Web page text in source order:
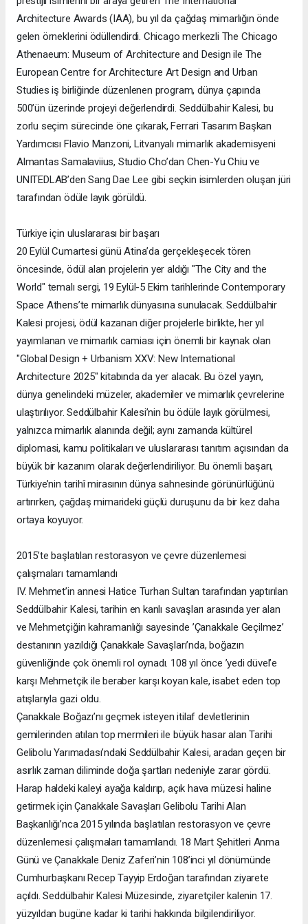
Architecture Awards (IAA), bu yıl da çağdaş mimarlığın önde
gelen örneklerini ödüllendirdi. Chicago merkezli The Chicago
Athenaeum: Museum of Architecture and Design ile The
European Centre for Architecture Art Design and Urban
Studies iş birliğinde düzenlenen program, dünya çapında
500’ün üzerinde projeyi değerlendirdi. Seddülbahir Kalesi, bu
zorlu seçim sürecinde öne çıkarak, Ferrari Tasarım Başkan
Yardımcısı Flavio Manzoni, Litvanyalı mimarlık akademisyeni
Almantas Samalaviius, Studio Cho’dan Chen-Yu Chiu ve
UNITEDLAB’den Sang Dae Lee gibi seçkin isimlerden oluşan jüri
tarafından ödüle layık görüldü.
Türkiye için uluslararası bir başarı
20 Eylül Cumartesi günü Atina’da gerçekleşecek tören
öncesinde, ödül alan projelerin yer aldığı "The City and the
World" temalı sergi, 19 Eylül-5 Ekim tarihlerinde Contemporary
Space Athens’te mimarlık dünyasına sunulacak. Seddülbahir
Kalesi projesi, ödül kazanan diğer projelerle birlikte, her yıl
yayımlanan ve mimarlık camiası için önemli bir kaynak olan
"Global Design + Urbanism XXV: New International
Architecture 2025" kitabında da yer alacak. Bu özel yayın,
dünya genelindeki müzeler, akademiler ve mimarlık çevrelerine
ulaştırılıyor. Seddülbahir Kalesi’nin bu ödüle layık görülmesi,
yalnızca mimarlık alanında değil; aynı zamanda kültürel
diplomasi, kamu politikaları ve uluslararası tanıtım açısından da
büyük bir kazanım olarak değerlendiriliyor. Bu önemli başarı,
Türkiye’nin tarihî mirasının dünya sahnesinde görünürlüğünü
artırırken, çağdaş mimarideki güçlü duruşunu da bir kez daha
ortaya koyuyor.
2015’te başlatılan restorasyon ve çevre düzenlemesi
çalışmaları tamamlandı
IV. Mehmet’in annesi Hatice Turhan Sultan tarafından yaptırılan
Seddülbahir Kalesi, tarihin en kanlı savaşları arasında yer alan
ve Mehmetçiğin kahramanlığı sayesinde ’Çanakkale Geçilmez’
destanının yazıldığı Çanakkale Savaşları’nda, boğazın
güvenliğinde çok önemli rol oynadı. 108 yıl önce ’yedi düvel’e
karşı Mehmetçik ile beraber karşı koyan kale, isabet eden top
atışlarıyla gazi oldu.
Çanakkale Boğazı’nı geçmek isteyen itilaf devletlerinin
gemilerinden atılan top mermileri ile büyük hasar alan Tarihi
Gelibolu Yarımadası’ndaki Seddülbahir Kalesi, aradan geçen bir
asırlık zaman diliminde doğa şartları nedeniyle zarar gördü.
Harap haldeki kaleyi ayağa kaldırıp, açık hava müzesi haline
getirmek için Çanakkale Savaşları Gelibolu Tarihi Alan
Başkanlığı’nca 2015 yılında başlatılan restorasyon ve çevre
düzenlemesi çalışmaları tamamlandı. 18 Mart Şehitleri Anma
Günü ve Çanakkale Deniz Zaferi’nin 108’inci yıl dönümünde
Cumhurbaşkanı Recep Tayyip Erdoğan tarafından ziyarete
açıldı. Seddülbahir Kalesi Müzesinde, ziyaretçiler kalenin 17.
yüzyıldan bugüne kadar ki tarihi hakkında bilgilendiriliyor.